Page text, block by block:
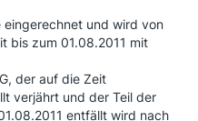
eingerechnet und wird von
bis zum 01.08.2011 mit
der auf die Zeit
verjährt und der Teil der
entfällt wird nach